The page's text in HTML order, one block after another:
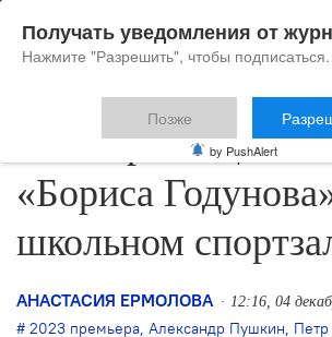
В Театре Наций
«Бориса
школьном
АНАСТАСИЯ ЕРМОЛОВА 12:16, 04
2023 премьера, Александр Пушкин,
Получать уведомления от
Нажмите "Разрешить", чтобы подписаться.
Позже
by PushAlert